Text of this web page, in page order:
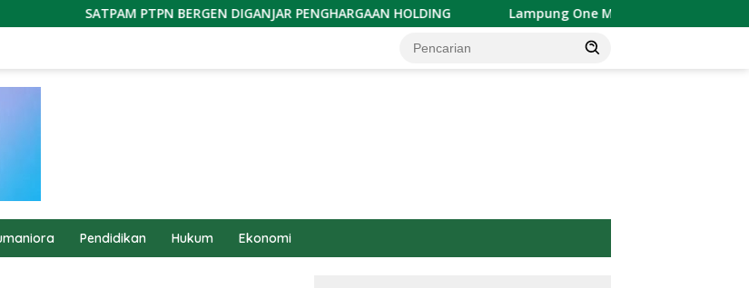
PTPN BERGEN DIGANJAR PENGHARGAAN HOLDING Lampung One Mengudara dari China, Mukhlis Basri:
Pendidikan Hukum Ekonomi